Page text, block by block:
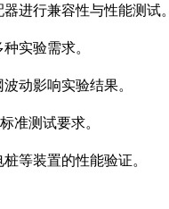
进行兼容性与性能测试。
实验需求。
动影响实验结果。
准测试要求。
等装置的性能验证。